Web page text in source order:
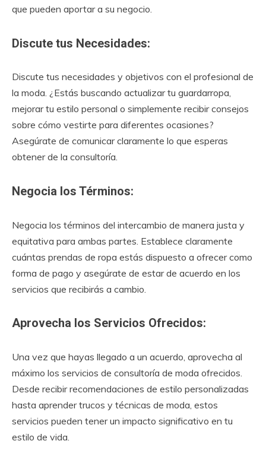
que pueden aportar a su negocio.
Discute tus Necesidades:
Discute tus necesidades y objetivos con el profesional de
la moda. ¿Estás buscando actualizar tu guardarropa,
mejorar tu estilo personal o simplemente recibir consejos
sobre cómo vestirte para diferentes ocasiones?
Asegúrate de comunicar claramente lo que esperas
obtener de la consultoría.
Negocia los Términos:
Negocia los términos del intercambio de manera justa y
equitativa para ambas partes. Establece claramente
cuántas prendas de ropa estás dispuesto a ofrecer como
forma de pago y asegúrate de estar de acuerdo en los
servicios que recibirás a cambio.
Aprovecha los Servicios Ofrecidos:
Una vez que hayas llegado a un acuerdo, aprovecha al
máximo los servicios de consultoría de moda ofrecidos.
Desde recibir recomendaciones de estilo personalizadas
hasta aprender trucos y técnicas de moda, estos
servicios pueden tener un impacto significativo en tu
estilo de vida.